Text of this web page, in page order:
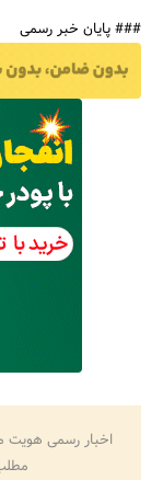
### پایان خبر رسمی
اخبار رسمی هویت